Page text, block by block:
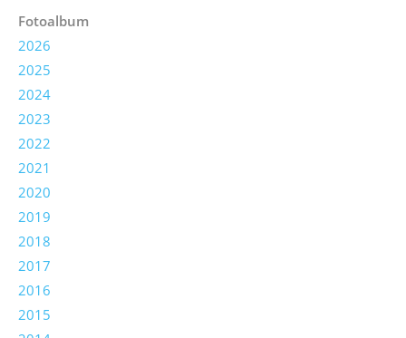
Fotoalbum
2026
2025
2024
2023
2022
2021
2020
2019
2018
2017
2016
2015